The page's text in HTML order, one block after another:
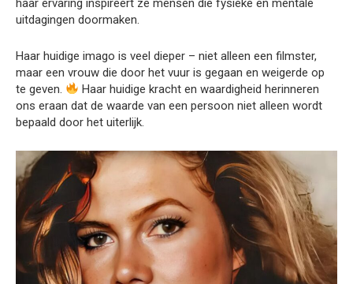
haar ervaring inspireert ze mensen die fysieke en mentale
uitdagingen doormaken.
Haar huidige imago is veel dieper – niet alleen een filmster,
maar een vrouw die door het vuur is gegaan en weigerde op
te geven.
Haar huidige kracht en waardigheid herinneren
ons eraan dat de waarde van een persoon niet alleen wordt
bepaald door het uiterlijk.